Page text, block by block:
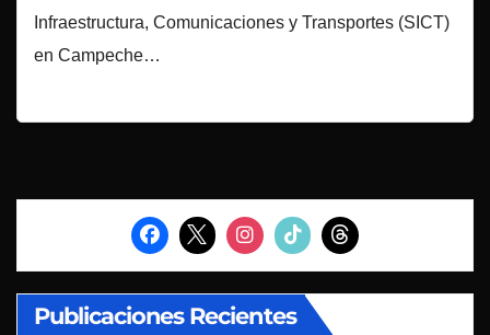
Infraestructura, Comunicaciones y Transportes (SICT)
en Campeche…
Publicaciones Recientes